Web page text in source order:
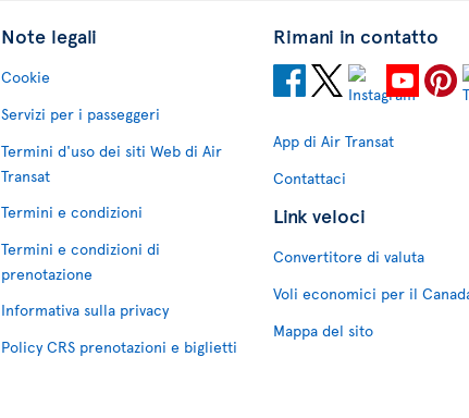
Note legali
Cookie
Servizi per i passeggeri
Termini d'uso dei siti Web di Air
Transat
Termini e condizioni
Termini e condizioni di
prenotazione
Informativa sulla privacy
Policy CRS prenotazioni e biglietti
Rimani in contatto
App di Air Transat
Contattaci
Link veloci
Convertitore di valuta
Voli economici per il
Mappa del sito